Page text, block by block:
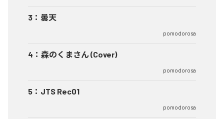
3 ： 曇天
pomodorosa
4 ： 森のくまさん (Cover)
pomodorosa
5 ： JTS Rec01
pomodorosa